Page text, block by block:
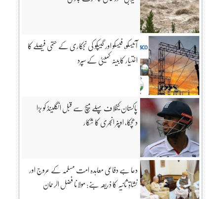
آئیسکو، فیسکو اور گیپکو کی نجکاری کے حتمی فیصلے کا
اختیار کابینہ کمیٹی کے سپرد
پاکستان کیخلاف پہلے میچ سے قبل انگلینڈ کو بڑا
دھچکا، اوپنر انجری کا شکار
دعا ہے دفاعی معاہدہ امت مسلمہ کے عروج اور
نشاۃِ ثانیہ کا ذریعہ بنے: مولانا فضل الرحمان